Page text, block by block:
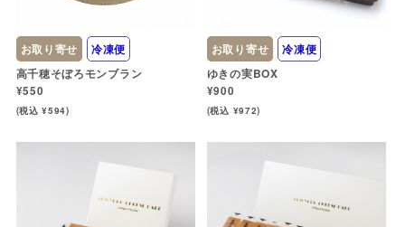
お取り寄せ
冷凍便
高千穂そぼろモンブラン
¥550
(税込 ¥594)
お取り寄せ
冷凍便
ゆきの実BOX
¥900
(税込 ¥972)